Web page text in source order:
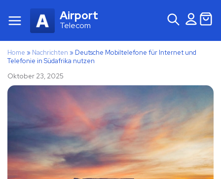
Airport
Telecom
Home » Nachrichten » Deutsche Mobiltelefone für Internet und
Telefonie in Südafrika nutzen
Oktober 23, 2025